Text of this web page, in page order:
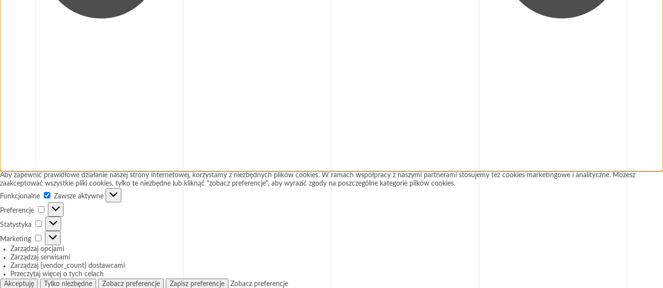
Aby zapewnić prawidłowe działanie naszej strony internetowej, korzystamy z niezbędnych plików cookies. W ramach współpracy z naszymi partnerami stosujemy też cookies marketingowe i analityczne. Możesz
zaakceptować wszystkie pliki cookies, tylko te niezbędne lub kliknąć "zobacz preferencje", aby wyrazić zgody na poszczególne kategorie plików cookies.
Funkcjonalne
Funkcjonalne
Zawsze aktywne
Preferencje
Preferencje
Statystyka
Statystyka
Marketing
Marketing
Zarządzaj opcjami
Zarządzaj serwisami
Zarządzaj {vendor_count} dostawcami
Przeczytaj więcej o tych celach
Akceptuję
Tylko niezbędne Zobacz preferencje Zapisz preferencje
Zobacz preferencje